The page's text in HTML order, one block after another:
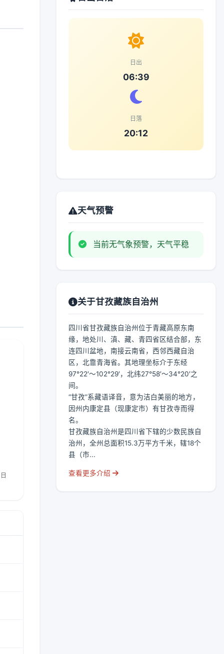
日出
06:39
日落
20:12
天气预警
当前无气象预警，天气平稳
关于甘孜藏族自治州
四川省甘孜藏族自治州位于青藏高原东南
缘，地处川、滇、藏、青四省区结合部，东
连四川盆地，南接云南省，西邻西藏自治
区，北靠青海省。其地理坐标介于东经
97°22′～102°29′，北纬27°58′～34°20′之
间。
“甘孜”系藏语译音，意为洁白美丽的地方，
因州内康定县（现康定市）有甘孜寺而得
名。
甘孜藏族自治州是四川省下辖的少数民族自
治州，全州总面积15.3万平方千米，辖18个
县（市...
查看更多介绍